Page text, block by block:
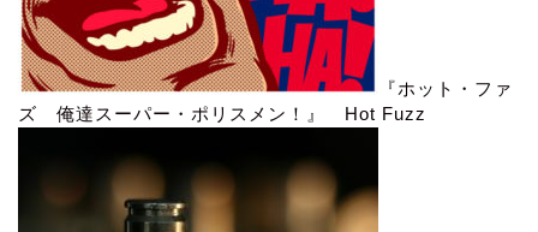
『ホット・ファ
ズ 俺達スーパー・ポリスメン！』 Hot Fuzz